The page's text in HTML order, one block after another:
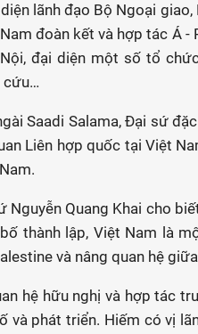
lãnh đạo Bộ Ngoại
đoàn kết và hợp tác Á
đại diện một số tổ
cứu…
Saadi Salama, Đại sứ
Liên hợp quốc tại Việt
Nguyễn Quang Khai cho
thành lập, Việt Nam là
và nâng quan hệ
hệ hữu nghị và hợp tác
và phát triển. Hiếm có vị